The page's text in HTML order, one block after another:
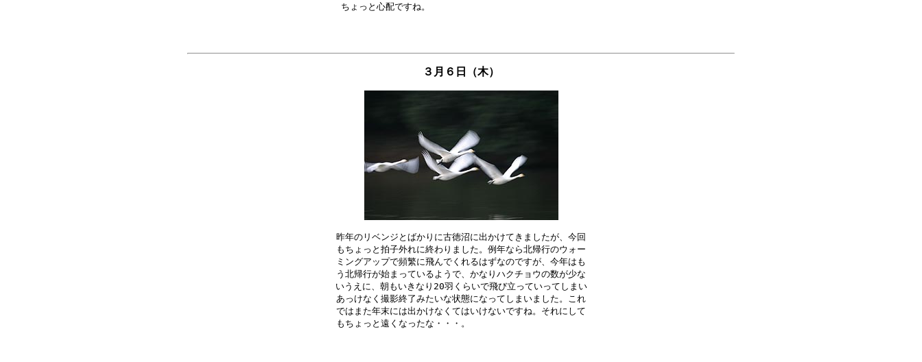
３月６日（木）
昨年のリベンジとばかりに古徳沼に出かけてきましたが、今回
もちょっと拍子外れに終わりました。例年なら北帰行のウォー
ミングアップで頻繁に飛んでくれるはずなのですが、今年はも
う北帰行が始まっているようで、かなりハクチョウの数が少な
いうえに、朝もいきなり20羽くらいで飛び立っていってしまい
あっけなく撮影終了みたいな状態になってしまいました。これ
ではまた年末には出かけなくてはいけないですね。それにして